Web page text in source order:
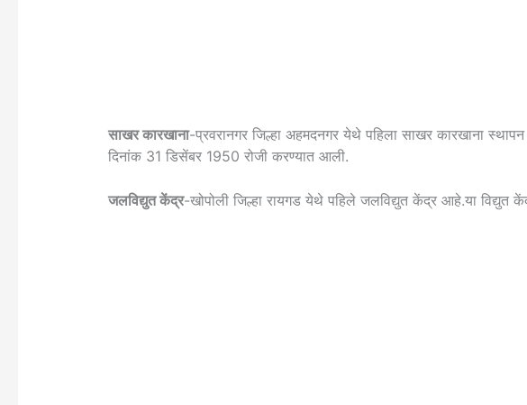
साखर कारखाना-प्रवरानगर जिल्हा अहमदनगर येथे पहिला साखर कारखाना स्थापन
दिनांक 31 डिसेंबर 1950 रोजी करण्यात आली.
जलविद्युत केंद्र-खोपोली जिल्हा रायगड येथे पहिले जलविद्युत केंद्र आहे.या विद्युत